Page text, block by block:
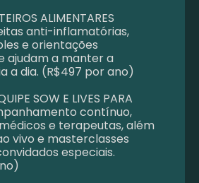
ALIMENTARES
anti-inflamatórias,
e orientações
ajudam a manter a
a dia. (R$497 por ano)
SOW E LIVES PARA
contínuo,
e terapeutas, além
vivo e masterclasses
especiais.